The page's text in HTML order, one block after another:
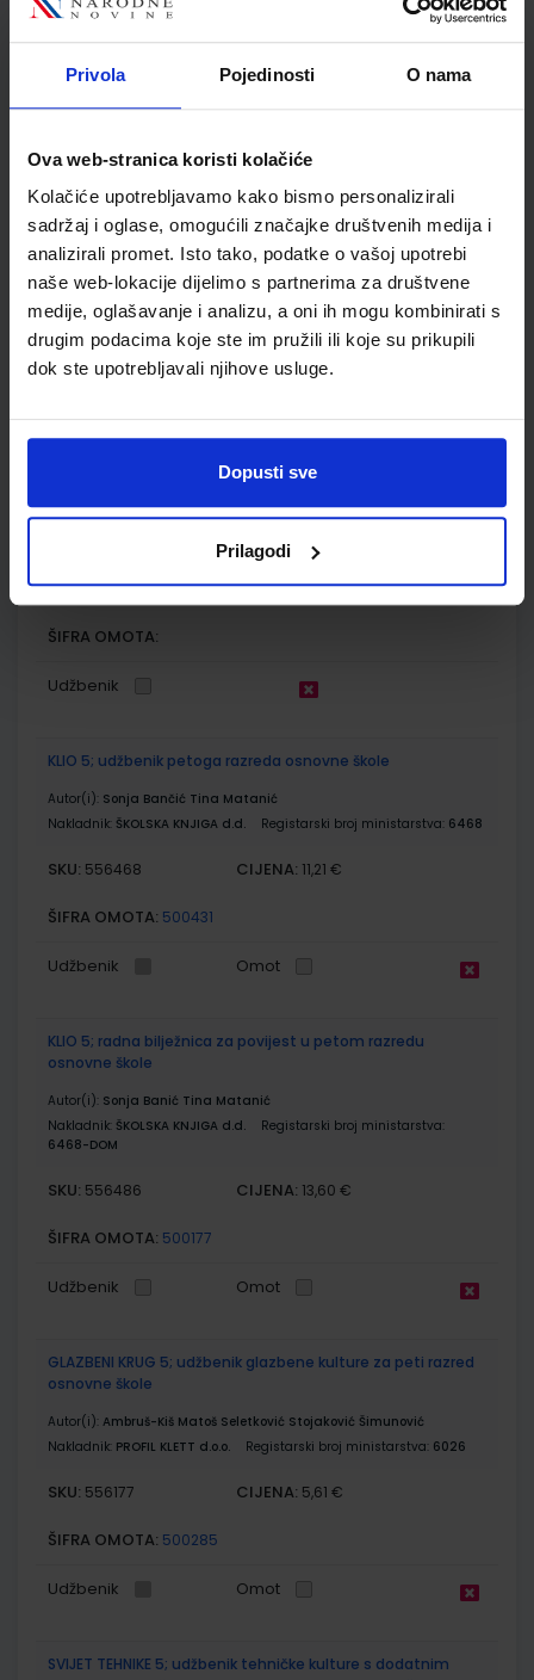
Privola Pojedinosti O nama
Ova web-stranica koristi kolačiće
Kolačiće upotrebljavamo kako bismo personalizirali
sadržaj i oglase, omogućili značajke društvenih medija i
analizirali promet. Isto tako, podatke o vašoj upotrebi
naše web-lokacije dijelimo s partnerima za društvene
medije, oglašavanje i analizu, a oni ih mogu kombinirati s
drugim podacima koje ste im pružili ili koje su prikupili
dok ste upotrebljavali njihove usluge.
Dopusti sve
Prilagodi
ŠIFRA OMOTA: 500170
Udžbenik Omot
osnovne škole
Autor(i): Danijel Orešić Igor Tišma Ružica Vuk Alenka Bujan
Nakladnik:ŠKOLSKA KNJIGA d.d. Registarski broj ministarstva:6018-
SKU:556173 CIJENA:13,60 €
ŠIFRA OMOTA:500170
Udžbenik
Autor(i):Goran Dragičević
ŠKOLSKA KNJIGA d.d. Registarski broj ministarstva:
SKU:556521 CIJENA:12,00 €
ŠIFRA OMOTA:
Udžbenik
KLIO 5; udžbenik petoga razreda osnovne škole
Autor(i): Sonja Bančić Tina Matanić
Nakladnik: ŠKOLSKA KNJIGA d.d. Registarski broj ministarstva: 6468
SKU: 556468 CIJENA: 11,21 €
ŠIFRA OMOTA: 500431
Udžbenik Omot
KLIO 5; radna bilježnica za povijest u petom razredu
osnovne škole
Autor(i): Sonja Banić Tina Matanić
Nakladnik: ŠKOLSKA KNJIGA d.d.
Registarski broj ministarstva:
6468-DOM
SKU: 556486 CIJENA: 13,60 €
ŠIFRA OMOTA: 500177
Udžbenik Omot
GLAZBENI KRUG 5; udžbenik glazbene kulture za peti razred
osnovne škole
Autor(i): Ambruš-Kiš Matoš Seletković Stojaković Šimunović
Nakladnik: PROFIL KLETT d.o.o. Registarski broj ministarstva: 6026
SKU: 556177 CIJENA: 5,61 €
ŠIFRA OMOTA: 500285
Udžbenik Omot
SVIJET TEHNIKE 5; udžbenik tehničke kulture s dodatnim